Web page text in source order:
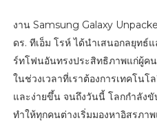
งาน Samsung Galaxy
ดร. ทีเอ็ม โรห์ ได้นำเสนอกลยุทธ์
ร์ทโฟนอันทรงประสิทธิภาพแก่ผู้ค
ในช่วงเวลาที่เราต้องการเทคโน
และง่ายขึ้น จนถึงวันนี้ โลกกำลัง
ทำให้ทุกคนต่างเริ่มมองหาอิสรภา